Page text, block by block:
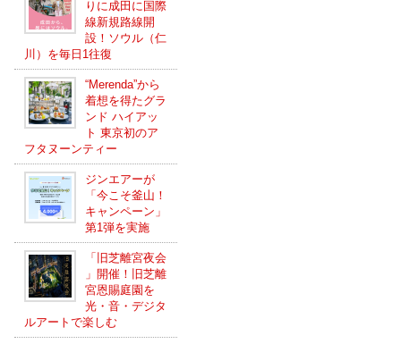
りに成田に国際
線新規路線開
設！ソウル（仁
川）を毎日1往復
“Merenda”から
着想を得たグラ
ンド ハイアッ
ト 東京初のア
フタヌーンティー
ジンエアーが
「今こそ釜山！
キャンペーン」
第1弾を実施
「旧芝離宮夜会
」開催！旧芝離
宮恩賜庭園を
光・音・デジタ
ルアートで楽しむ